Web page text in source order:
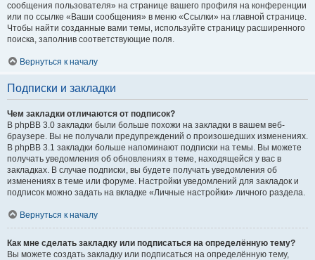
сообщения пользователя» на странице вашего профиля на конференции
или по ссылке «Ваши сообщения» в меню «Ссылки» на главной странице.
Чтобы найти созданные вами темы, используйте страницу расширенного
поиска, заполнив соответствующие поля.
Вернуться к началу
Подписки и закладки
Чем закладки отличаются от подписок?
В phpBB 3.0 закладки были больше похожи на закладки в вашем веб-
браузере. Вы не получали предупреждений о произошедших изменениях.
В phpBB 3.1 закладки больше напоминают подписки на темы. Вы можете
получать уведомления об обновлениях в теме, находящейся у вас в
закладках. В случае подписки, вы будете получать уведомления об
изменениях в теме или форуме. Настройки уведомлений для закладок и
подписок можно задать на вкладке «Личные настройки» личного раздела.
Вернуться к началу
Как мне сделать закладку или подписаться на определённую тему?
Вы можете создать закладку или подписаться на определённую тему,